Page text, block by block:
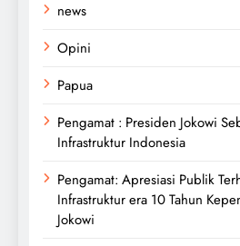
news
Opini
Papua
Pengamat : Presiden Jokowi
Infrastruktur Indonesia
Pengamat: Apresiasi Publik
Infrastruktur era 10 Tahun
Jokowi